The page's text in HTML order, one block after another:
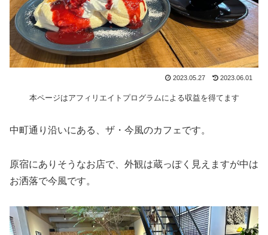
2023.05.27 2023.06.01
本ページはアフィリエイトプログラムによる収益を得てます
中町通り沿いにある、ザ・今風のカフェです。
原宿にありそうなお店で、外観は蔵っぽく見えますが中は
お洒落で今風です。